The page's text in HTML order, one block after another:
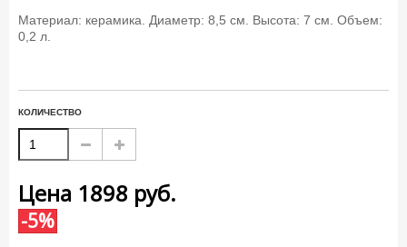
Материал: керамика. Диаметр: 8,5 см. Высота: 7 см. Объем:
0,2 л.
КОЛИЧЕСТВО
Цена 1898 руб.
-5%